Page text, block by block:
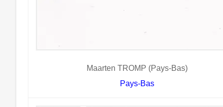
Maarten TROMP (Pays-Bas)
Pays-Bas